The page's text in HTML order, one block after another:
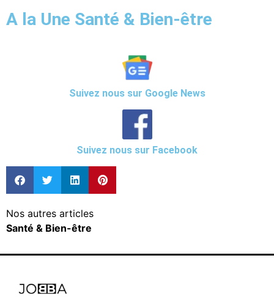
A la Une Santé & Bien-être
Suivez nous sur Google News
Suivez nous sur Facebook
Nos autres articles
Santé & Bien-être